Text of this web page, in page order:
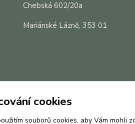
Chebská 602/20a
Mariánské Lázně, 353 01
cookies
souborů cookies, aby Vám mohli